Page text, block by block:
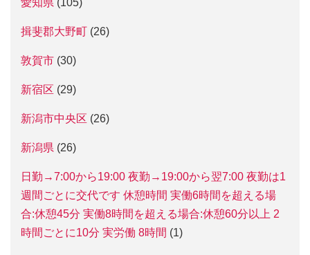
愛知県 (105)
揖斐郡大野町 (26)
敦賀市 (30)
新宿区 (29)
新潟市中央区 (26)
新潟県 (26)
日勤→7:00から19:00 夜勤→19:00から翌7:00 夜勤は1
週間ごとに交代です 休憩時間 実働6時間を超える場
合:休憩45分 実働8時間を超える場合:休憩60分以上 2
時間ごとに10分 実労働 8時間 (1)